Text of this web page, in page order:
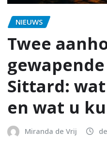
NIEUWS
Twee
Sittard:
en wat u
Miranda de Vrij